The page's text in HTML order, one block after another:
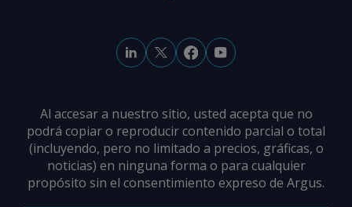
Al accesar a nuestro sitio, usted acepta que no
podrá copiar o reproducir contenido parcial o total
(incluyendo, pero no limitado a precios, gráficas, o
noticias) en ninguna forma o para cualquier
propósito sin el consentimiento expreso de Argus.